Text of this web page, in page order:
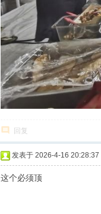
回复
发表于 2026-4-16 20:28:37
这个必须顶